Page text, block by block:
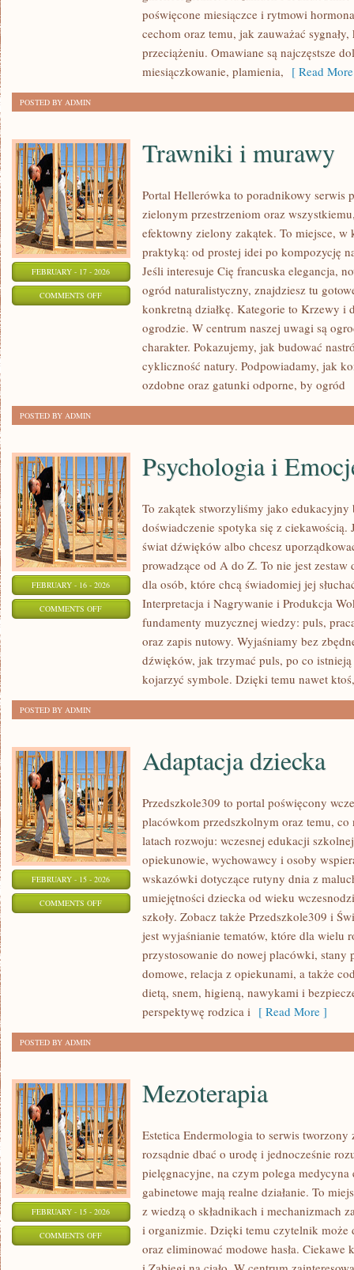
poświęcone miesiączce i rytmowi
cechom oraz temu, jak zauważać
przeciążeniu. Omawiane są najczęstsze
miesiączkowanie, plamienia, [ Read
POSTED BY ADMIN
FEBRUARY - 17 - 2026
COMMENTS OFFON
Trawniki i murawy
Portal Hellerówka to poradnikowy serwis
zielonym przestrzeniom oraz
efektowny zielony zakątek. To miejsce, w
praktyką: od prostej idei po kompozycję
Jeśli interesuje Cię francuska elegancja,
ogród naturalistyczny, znajdziesz tu
konkretną działkę. Kategorie to Krzewy i
ogrodzie. W centrum naszej uwagi są
charakter. Pokazujemy, jak budować
cykliczność natury. Podpowiadamy, jak
ozdobne oraz gatunki odporne, by ogród
POSTED BY ADMIN
FEBRUARY - 16 - 2026
COMMENTS OFFON
PSYCHOLOGIA
Psychologia i
To zakątek stworzyliśmy jako
doświadczenie spotyka się z ciekawością.
świat dźwięków albo chcesz
prowadzące od A do Z. To nie jest
dla osób, które chcą świadomiej jej
Interpretacja i Nagrywanie i Produkcja
fundamenty muzycznej wiedzy: puls,
oraz zapis nutowy. Wyjaśniamy bez
dźwięków, jak trzymać puls, po co
kojarzyć symbole. Dzięki temu nawet
POSTED BY ADMIN
FEBRUARY - 15 - 2026
COMMENTS OFFON
ADAPTACJA
Adaptacja dziecka
Przedszkole309 to portal poświęcony
placówkom przedszkolnym oraz temu,
latach rozwoju: wczesnej edukacji
opiekunowie, wychowawcy i osoby
wskazówki dotyczące rutyny dnia z
umiejętności dziecka od wieku
szkoły. Zobacz także Przedszkole309 i
jest wyjaśnianie tematów, które dla wielu
przystosowanie do nowej placówki, stany
domowe, relacja z opiekunami, a także
dietą, snem, higieną, nawykami i
perspektywę rodzica i [ Read More ]
POSTED BY ADMIN
FEBRUARY - 15 - 2026
COMMENTS OFFON
MEZOTERAPIA
Mezoterapia
Estetica Endermologia to serwis
rozsądnie dbać o urodę i jednocześnie
pielęgnacyjne, na czym polega medycyna
gabinetowe mają realne działanie. To
z wiedzą o składnikach i mechanizmach
i organizmie. Dzięki temu czytelnik może
oraz eliminować modowe hasła.